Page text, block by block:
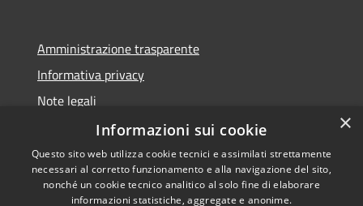
Amministrazione trasparente
Informativa privacy
Note legali
Dichiarazione di accessibilità
×
Informazioni sui cookie
Questo sito web utilizza cookie tecnici e assimilati strettamente
necessari al corretto funzionamento e alla navigazione del sito,
nonché un cookie tecnico analitico al solo fine di elaborare
informazioni statistiche, aggregate e anonime.